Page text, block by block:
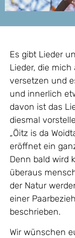
Es gibt Lieder
Lieder, die
versetzen und
und innerlich
davon ist das
diesmal
„Öitz is da
eröffnet ein
Denn bald wird
überaus
der Natur
einer
beschrieben.
Wir wünschen